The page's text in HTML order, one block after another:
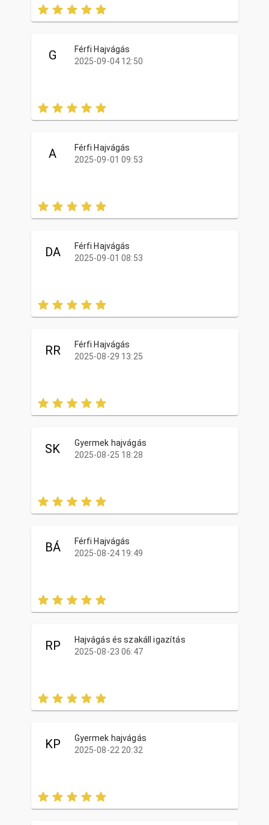
G
Férfi Hajvágás
2025-09-04 12:50
A
Férfi Hajvágás
2025-09-01 09:53
DA
Férfi Hajvágás
2025-09-01 08:53
RR
Férfi Hajvágás
2025-08-29 13:25
SK
Gyermek hajvágás
2025-08-25 18:28
BÁ
Férfi Hajvágás
2025-08-24 19:49
RP
Hajvágás és szakáll igazítás
2025-08-23 06:47
KP
Gyermek hajvágás
2025-08-22 20:32